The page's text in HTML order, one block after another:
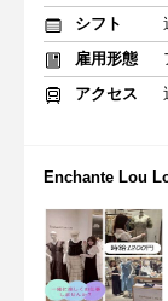
シフト
雇用形態
アクセス
Enchante Lou